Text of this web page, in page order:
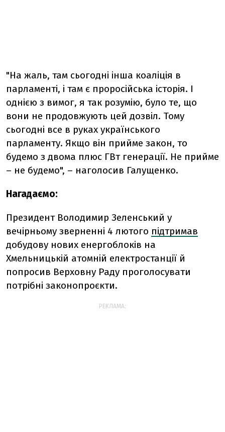
"На жаль, там сьогодні інша коаліція в
парламенті, і там є проросійська історія. І
однією з вимог, я так розумію, було те, що
вони не продовжують цей дозвіл. Тому
сьогодні все в руках українського
парламенту. Якщо він прийме закон, то
будемо з двома плюс ГВт генерації. Не прийме
– не будемо", – наголосив Галущенко.
Нагадаємо:
Президент Володимир Зеленський у
вечірньому зверненні 4 лютого підтримав
добудову нових енергоблоків на
Хмельницькій атомній електростанції й
попросив Верховну Раду проголосувати
потрібні законопроєкти.
РЕКЛАМА: